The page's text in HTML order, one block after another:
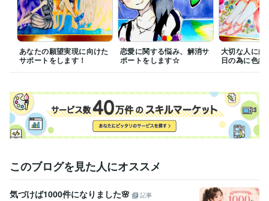
あなたの願望実現に向けた
サポートをします！
恋愛に関する悩み、解消サ
ポートをします☆
大切な人に向
日の為に色紙
このブログを見た人にオススメ
気づけば1000件になりました🌸
記事